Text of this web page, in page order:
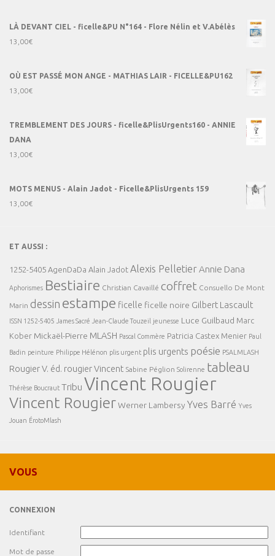
LÀ DEVANT CIEL - ficelle&PU N°164 - Flore Nélin et V.Abélès
13,00€
OÙ EST PASSÉ MON ANGE - MATHIAS LAIR - FICELLE&PU162
13,00€
TREMBLEMENT DES JOURS - ficelle&PlisUrgents160 - ANNIE
DANA
13,00€
MOTS MENUS - Alain Jadot - Ficelle&PlisUrgents 159
13,00€
ET AUSSI :
1252-5405 AgenDaDa Alain Jadot Alexis PelletierAnnie Dana
Aphorismes Bestiaire Christian Cavaillé coffret Consuello De Mont
Marin dessin estampe ficelle ficelle noire Gilbert Lascault
ISSN 1252-5405 James Sacré Jean-Claude Touzeil jeunesse Luce Guilbaud Marc
Kober Mickaël-Pierre MLASH Pascal Commère Patricia Castex Menier Paul
Badin peinture Philippe Hélénon plis urgent plis urgents poésie PSALMLASH
Rougier V. éd. rougier Vincent Sabine Péglion Solirenne tableau
Thérèse Boucraut Tribu Vincent Rougier
Vincent RougierWerner Lambersy Yves Barré Yves
Jouan ÉrotoMlash
VOUS
CONNEXION
Identifiant
Mot de passe